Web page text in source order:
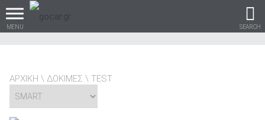
MENU SEARCH
Βρες τα πάντα για το
ΑΡΧΙΚΗ ΔΟΚΙΜΕΣ TEST